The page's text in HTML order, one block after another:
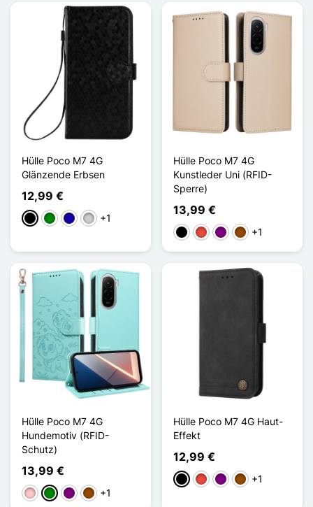
Hülle Poco M7 4G
Glänzende Erbsen
12,99 €
Schwarz
GrünDunkelblau
Silber
+1
Hülle Poco M7 4G
Kunstleder Uni (RFID-
Sperre)
13,99 €
Schwarz
Rot ViolettBraun
+1
Hülle Poco M7 4G
Hundemotiv (RFID-
Schutz)
13,99 €
PinkGrünViolettBraun
+1
Hülle Poco M7 4G Haut-
Effekt
12,99 €
Schwarz
Rot ViolettBraun
+1